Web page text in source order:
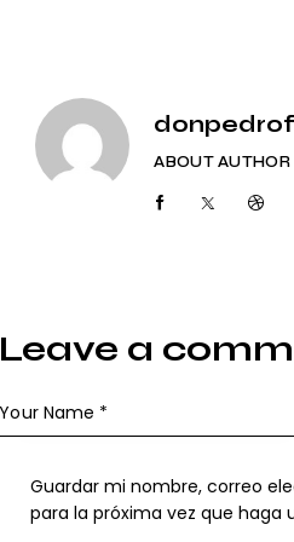
ABOUT AUTHOR
Leave a
Guardar mi nombre, correo
para la próxima vez que haga